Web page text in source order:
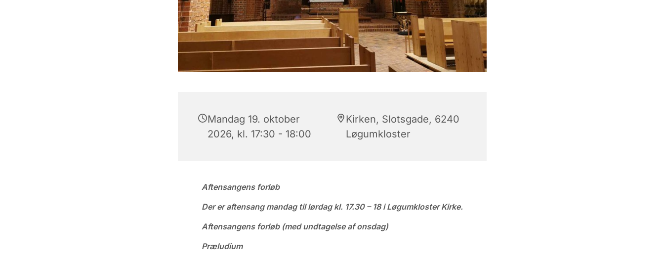
Mandag 19. oktober
2026, kl. 17:30 - 18:00
Kirken, Slotsgade, 6240
Løgumkloster
Aftensangens forløb
Der er aftensang mandag til lørdag kl. 17.30 – 18 i Løgumkloster Kirke.
Aftensangens forløb (med undtagelse af onsdag)
Præludium